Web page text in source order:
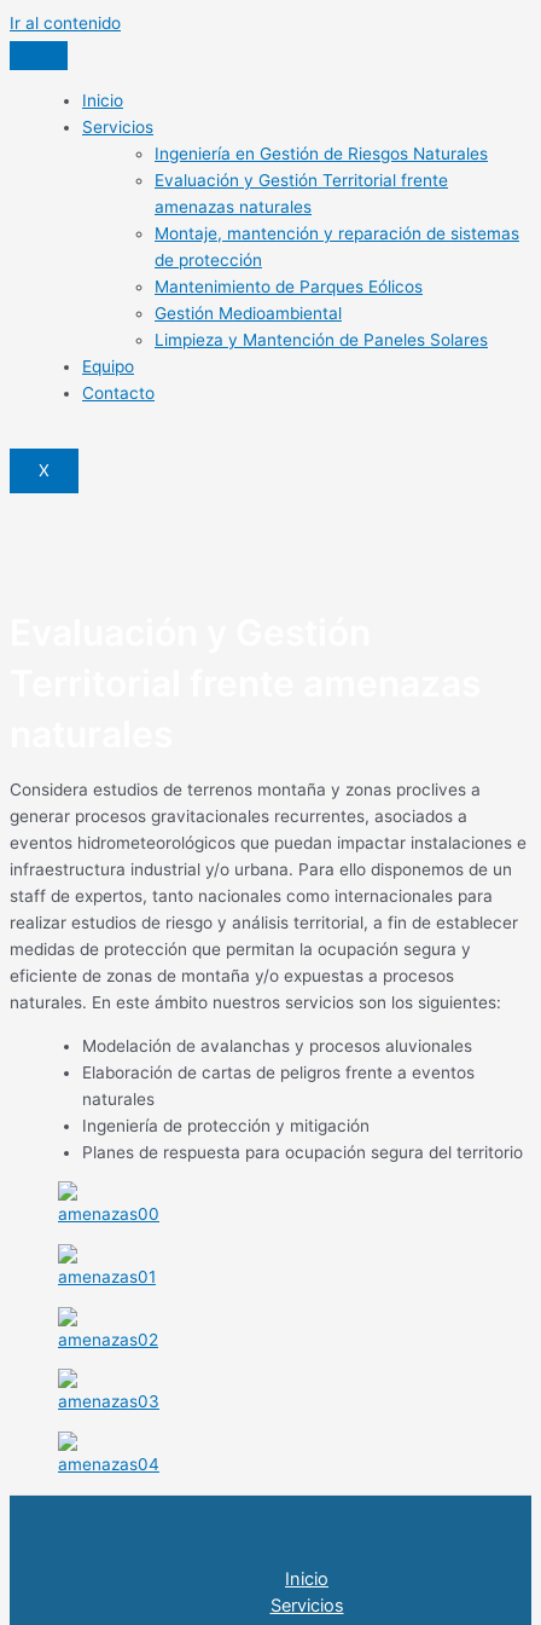
Ir al contenido
Inicio
Servicios
Ingeniería en Gestión de Riesgos Naturales
Evaluación y Gestión Territorial frente
amenazas naturales
Montaje, mantención y reparación de sistemas
de protección
Mantenimiento de Parques Eólicos
Gestión Medioambiental
Limpieza y Mantención de Paneles Solares
Equipo
Contacto
X
Considera estudios de terrenos montaña y zonas proclives a
generar procesos gravitacionales recurrentes, asociados a
eventos hidrometeorológicos que puedan impactar instalaciones e
infraestructura industrial y/o urbana. Para ello disponemos de un
staff de expertos, tanto nacionales como internacionales para
realizar estudios de riesgo y análisis territorial, a fin de establecer
medidas de protección que permitan la ocupación segura y
eficiente de zonas de montaña y/o expuestas a procesos
naturales. En este ámbito nuestros servicios son los siguientes:
Modelación de avalanchas y procesos aluvionales
Elaboración de cartas de peligros frente a eventos
naturales
Ingeniería de protección y mitigación
Planes de respuesta para ocupación segura del territorio
Inicio
Servicios